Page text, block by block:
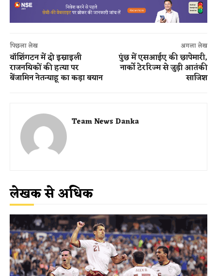
पिछला लेख
वॉशिंगटन में दो इस्राइली
राजनयिकों की हत्या पर
बेंजामिन नेतन्याहू का कड़ा बयान
अगला लेख
पुंछ में एसआईए की छापेमारी,
नार्को टेररिज्म से जुड़ी आतंकी
साजिश
Team News Danka
लेखक से अधिक